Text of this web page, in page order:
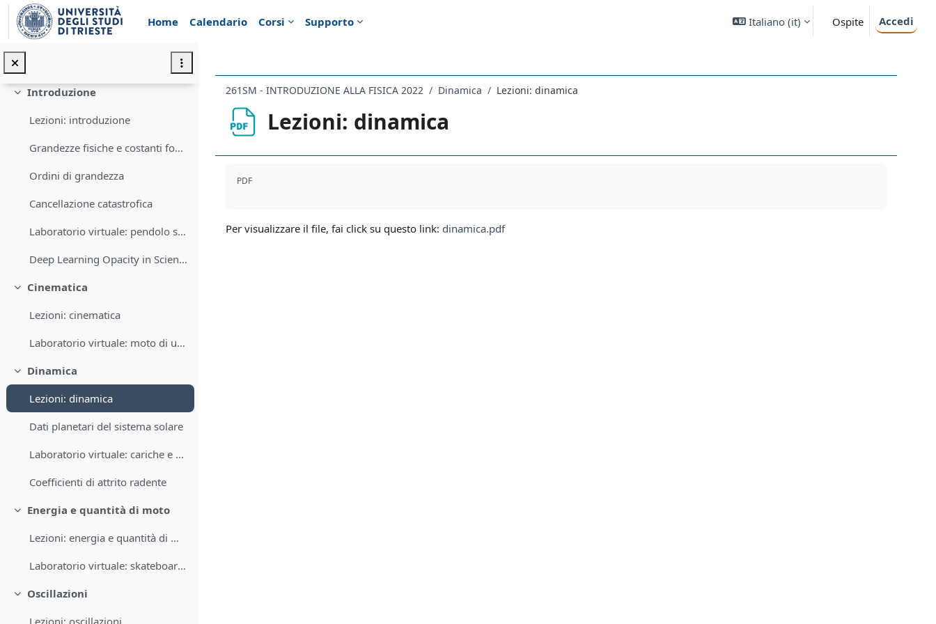
Vai al contenuto principale
Home
Calendario Corsi Supporto Italiano ‎(it)‎ Ospite Accedi
Esame 17/07
Esame 01/09
Minimizza
Introduzione
Lezioni: introduzione
Grandezze fisiche e costanti fondamentali
Ordini di grandezza
Cancellazione catastrofica
Laboratorio virtuale: pendolo semplice
Deep Learning Opacity in Scientific Discovery
Minimizza
Cinematica
Lezioni: cinematica
Laboratorio virtuale: moto di un proiettile
Minimizza
Dinamica
Lezioni: dinamica
Dati planetari del sistema solare
Laboratorio virtuale: cariche e campi
Coefficienti di attrito radente
Minimizza
Energia e quantità di moto
Lezioni: energia e quantità di moto
Laboratorio virtuale: skateboard ed energia
Minimizza
Oscillazioni
261SM - INTRODUZIONE ALLA FISICA 2022 Dinamica Lezioni: dinamica
Lezioni: dinamica
PDF
Per visualizzare il file, fai click su questo link: dinamica.pdf